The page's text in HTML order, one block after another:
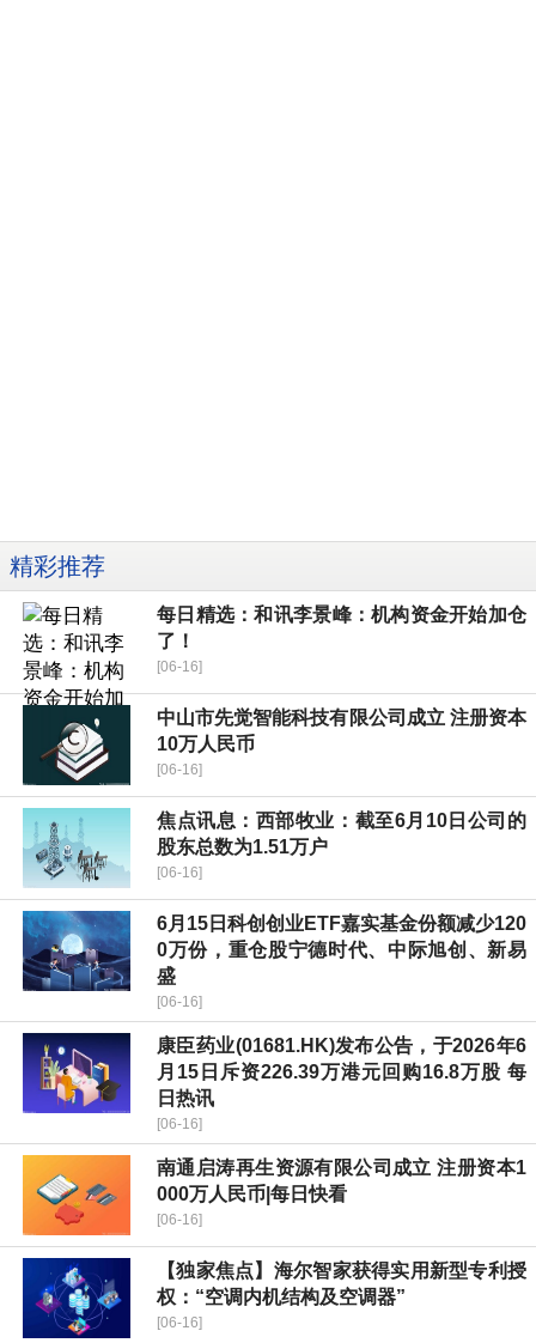
精彩推荐
每日精选：和讯李景峰：机构资金开始加仓
了！
[06-16]
中山市先觉智能科技有限公司成立 注册资本
10万人民币
[06-16]
焦点讯息：西部牧业：截至6月10日公司的
股东总数为1.51万户
[06-16]
6月15日科创创业ETF嘉实基金份额减少120
0万份，重仓股宁德时代、中际旭创、新易
盛
[06-16]
康臣药业(01681.HK)发布公告，于2026年6
月15日斥资226.39万港元回购16.8万股 每
日热讯
[06-16]
南通启涛再生资源有限公司成立 注册资本1
000万人民币|每日快看
[06-16]
【独家焦点】海尔智家获得实用新型专利授
权：“空调内机结构及空调器”
[06-16]